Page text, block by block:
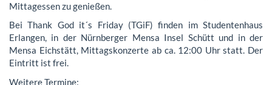
Mittagessen zu genießen.
Bei Thank God it´s Friday (TGiF) finden im Studentenhaus
Erlangen, in der Nürnberger Mensa Insel Schütt und in der
Mensa Eichstätt, Mittagskonzerte ab ca. 12:00 Uhr statt. Der
Eintritt ist frei.
Weitere Termine: